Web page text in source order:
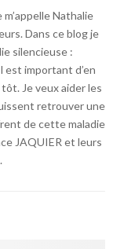
Nathalie
Dans ce blog je
silencieuse :
est important d’en
Je veux aider les
retrouver une
de cette maladie
JAQUIER et leurs